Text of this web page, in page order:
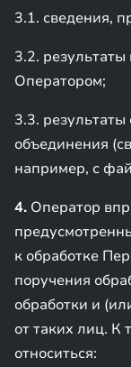
3.1. сведения,
3.2.
Оператором;
3.3.
объединения
например, с
4. Оператор
к обработке
поручения
обработки и
от таких лиц. К
относиться: